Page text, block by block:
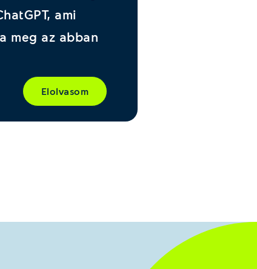
ami
meg az abban
Elolvasom